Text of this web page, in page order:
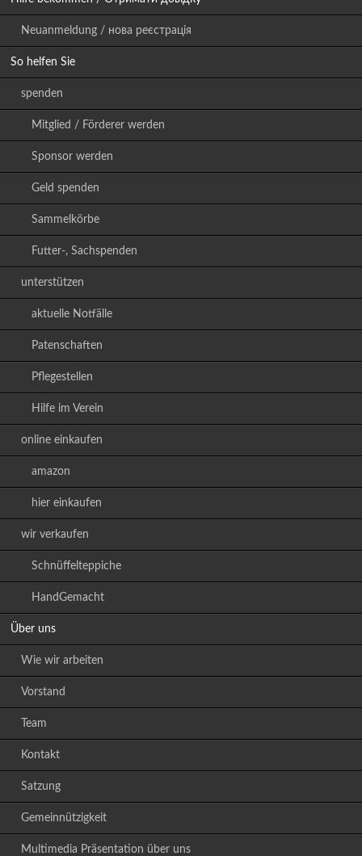
Neuanmeldung / нова реєстрація
So helfen Sie
spenden
Mitglied / Förderer werden
Sponsor werden
Geld spenden
Sammelkörbe
Futter-, Sachspenden
unterstützen
aktuelle Notfälle
Patenschaften
Pflegestellen
Hilfe im Verein
online einkaufen
amazon
hier einkaufen
wir verkaufen
Schnüffelteppiche
HandGemacht
Über uns
Wie wir arbeiten
Vorstand
Team
Kontakt
Satzung
Gemeinnützigkeit
Multimedia Präsentation über uns